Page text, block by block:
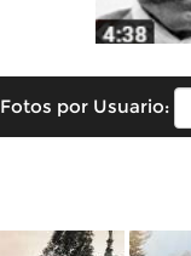
Fotos por Usuario: